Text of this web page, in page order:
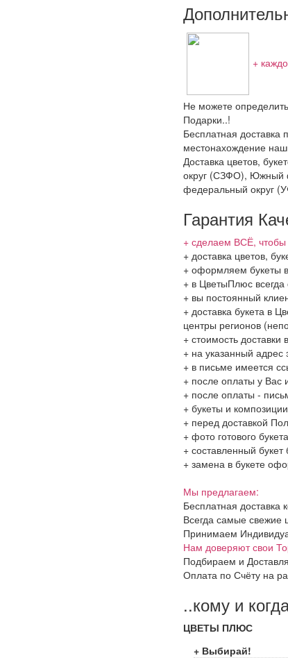
+
Не можете
Подарки..!
Бесплатная доставка
местонахождение
Доставка цветов,
округ (СЗФО), Южный
федеральный округ
Гарантия
+ сделаем ВСЁ, чтобы
+ доставка цветов,
+ оформляем букеты
+ в ЦветыПлюс
+ вы постоянный
+ доставка букета в
центры регионов
+ стоимость
+ на указанный адрес
+ в письме имеется
+ после оплаты у Вас
+ после оплаты -
+ букеты и
+ перед доставкой
+ фото готового
+ составленный букет
+ замена в букете
Мы предлагаем:
Бесплатная доставка
Всегда самые свежие
Принимаем
Нам доверяют свои
Подбираем и
Оплата по Счёту на
..кому и
ЦВЕТЫ ПЛЮС
+ Выбирай!